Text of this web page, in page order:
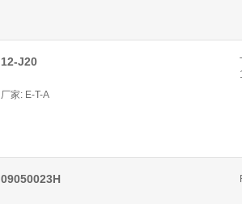
12-J20
厂家: E-T-A
09050023H